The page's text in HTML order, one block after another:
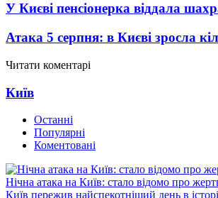
У Києві пенсіонерка віддала
Атака 5 серпня: в Києві зросла
Читати коментарі
Київ
Останні
Популярні
Коментовані
Нічна атака на Київ: стало відомо про
Київ пережив найспекотніший день в